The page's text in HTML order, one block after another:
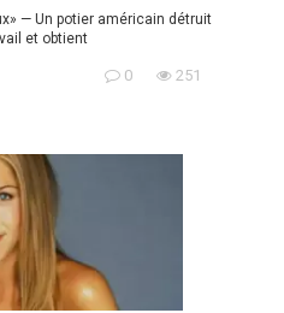
— Un potier américain détruit
et obtient
0 251